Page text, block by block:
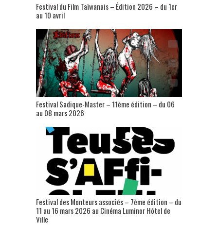
Festival du Film Taïwanais – Édition 2026 – du 1er
au 10 avril
Festival Sadique-Master – 11ème édition – du 06
au 08 mars 2026
Festival des Monteurs associés – 7ème édition – du
11 au 16 mars 2026 au Cinéma Luminor Hôtel de
Ville